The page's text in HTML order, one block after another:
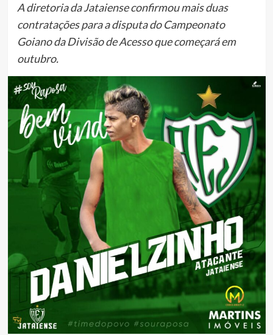
A diretoria da Jataiense confirmou mais duas
contratações para a disputa do Campeonato
Goiano da Divisão de Acesso que começará em
outubro.